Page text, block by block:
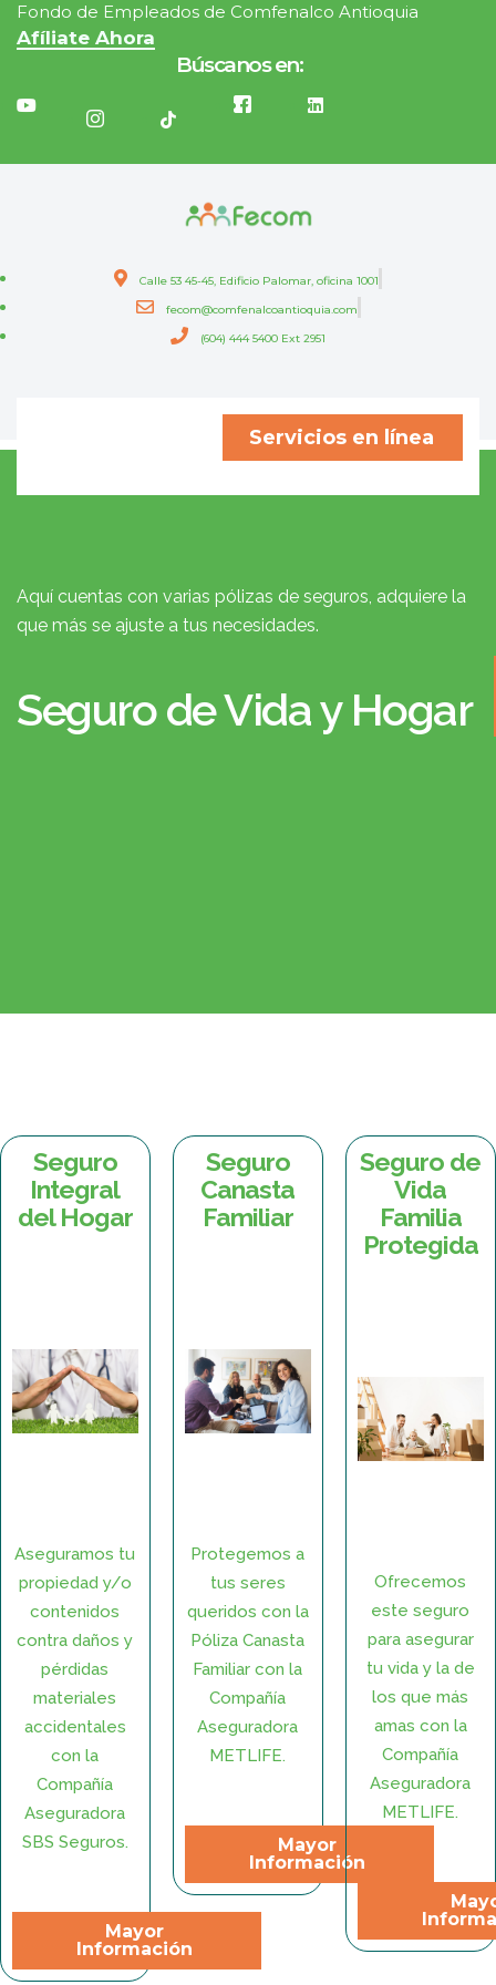
Fondo de Empleados de Comfenalco Antioquia
Afíliate Ahora
Búscanos en:
Calle 53 45-45, Edificio Palomar, oficina 1001
fecom@comfenalcoantioquia.com
(604) 444 5400 Ext 2951
Servicios en línea
Seguro de Vida y Hogar
Aquí cuentas con varias pólizas de seguros, adquiere la
que más se ajuste a tus necesidades.
Seguro
Integral
del Hogar
Aseguramos tu
propiedad y/o
contenidos
contra daños y
pérdidas
materiales
accidentales
con la
Compañía
Aseguradora
SBS Seguros.
Mayor
Información
Seguro
Canasta
Familiar
Protegemos a
tus seres
queridos con la
Póliza Canasta
Familiar con la
Compañía
Aseguradora
METLIFE.
Mayor
Información
Seguro de
Vida
Familia
Protegida
Ofrecemos
este seguro
para asegurar
tu vida y la de
los que más
amas con la
Compañía
Aseguradora
METLIFE.